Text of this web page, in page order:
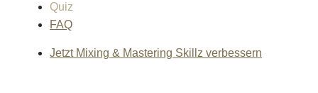
Quiz
FAQ
Jetzt Mixing & Mastering Skillz verbessern